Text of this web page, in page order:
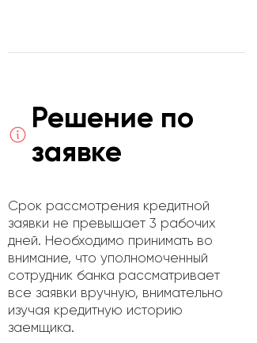
Решение по
заявке
Срок рассмотрения кредитной
заявки не превышает 3 рабочих
дней. Необходимо принимать во
внимание, что уполномоченный
сотрудник банка рассматривает
все заявки вручную, внимательно
изучая кредитную историю
заемщика.